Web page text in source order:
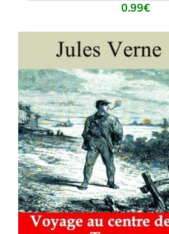
0.99€
AJOUTER AU PANIER /